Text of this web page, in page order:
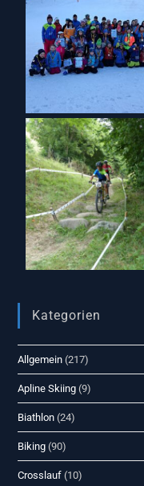
Kategorien
Allgemein (217)
Apline Skiing (9)
Biathlon (24)
Biking (90)
Crosslauf (10)